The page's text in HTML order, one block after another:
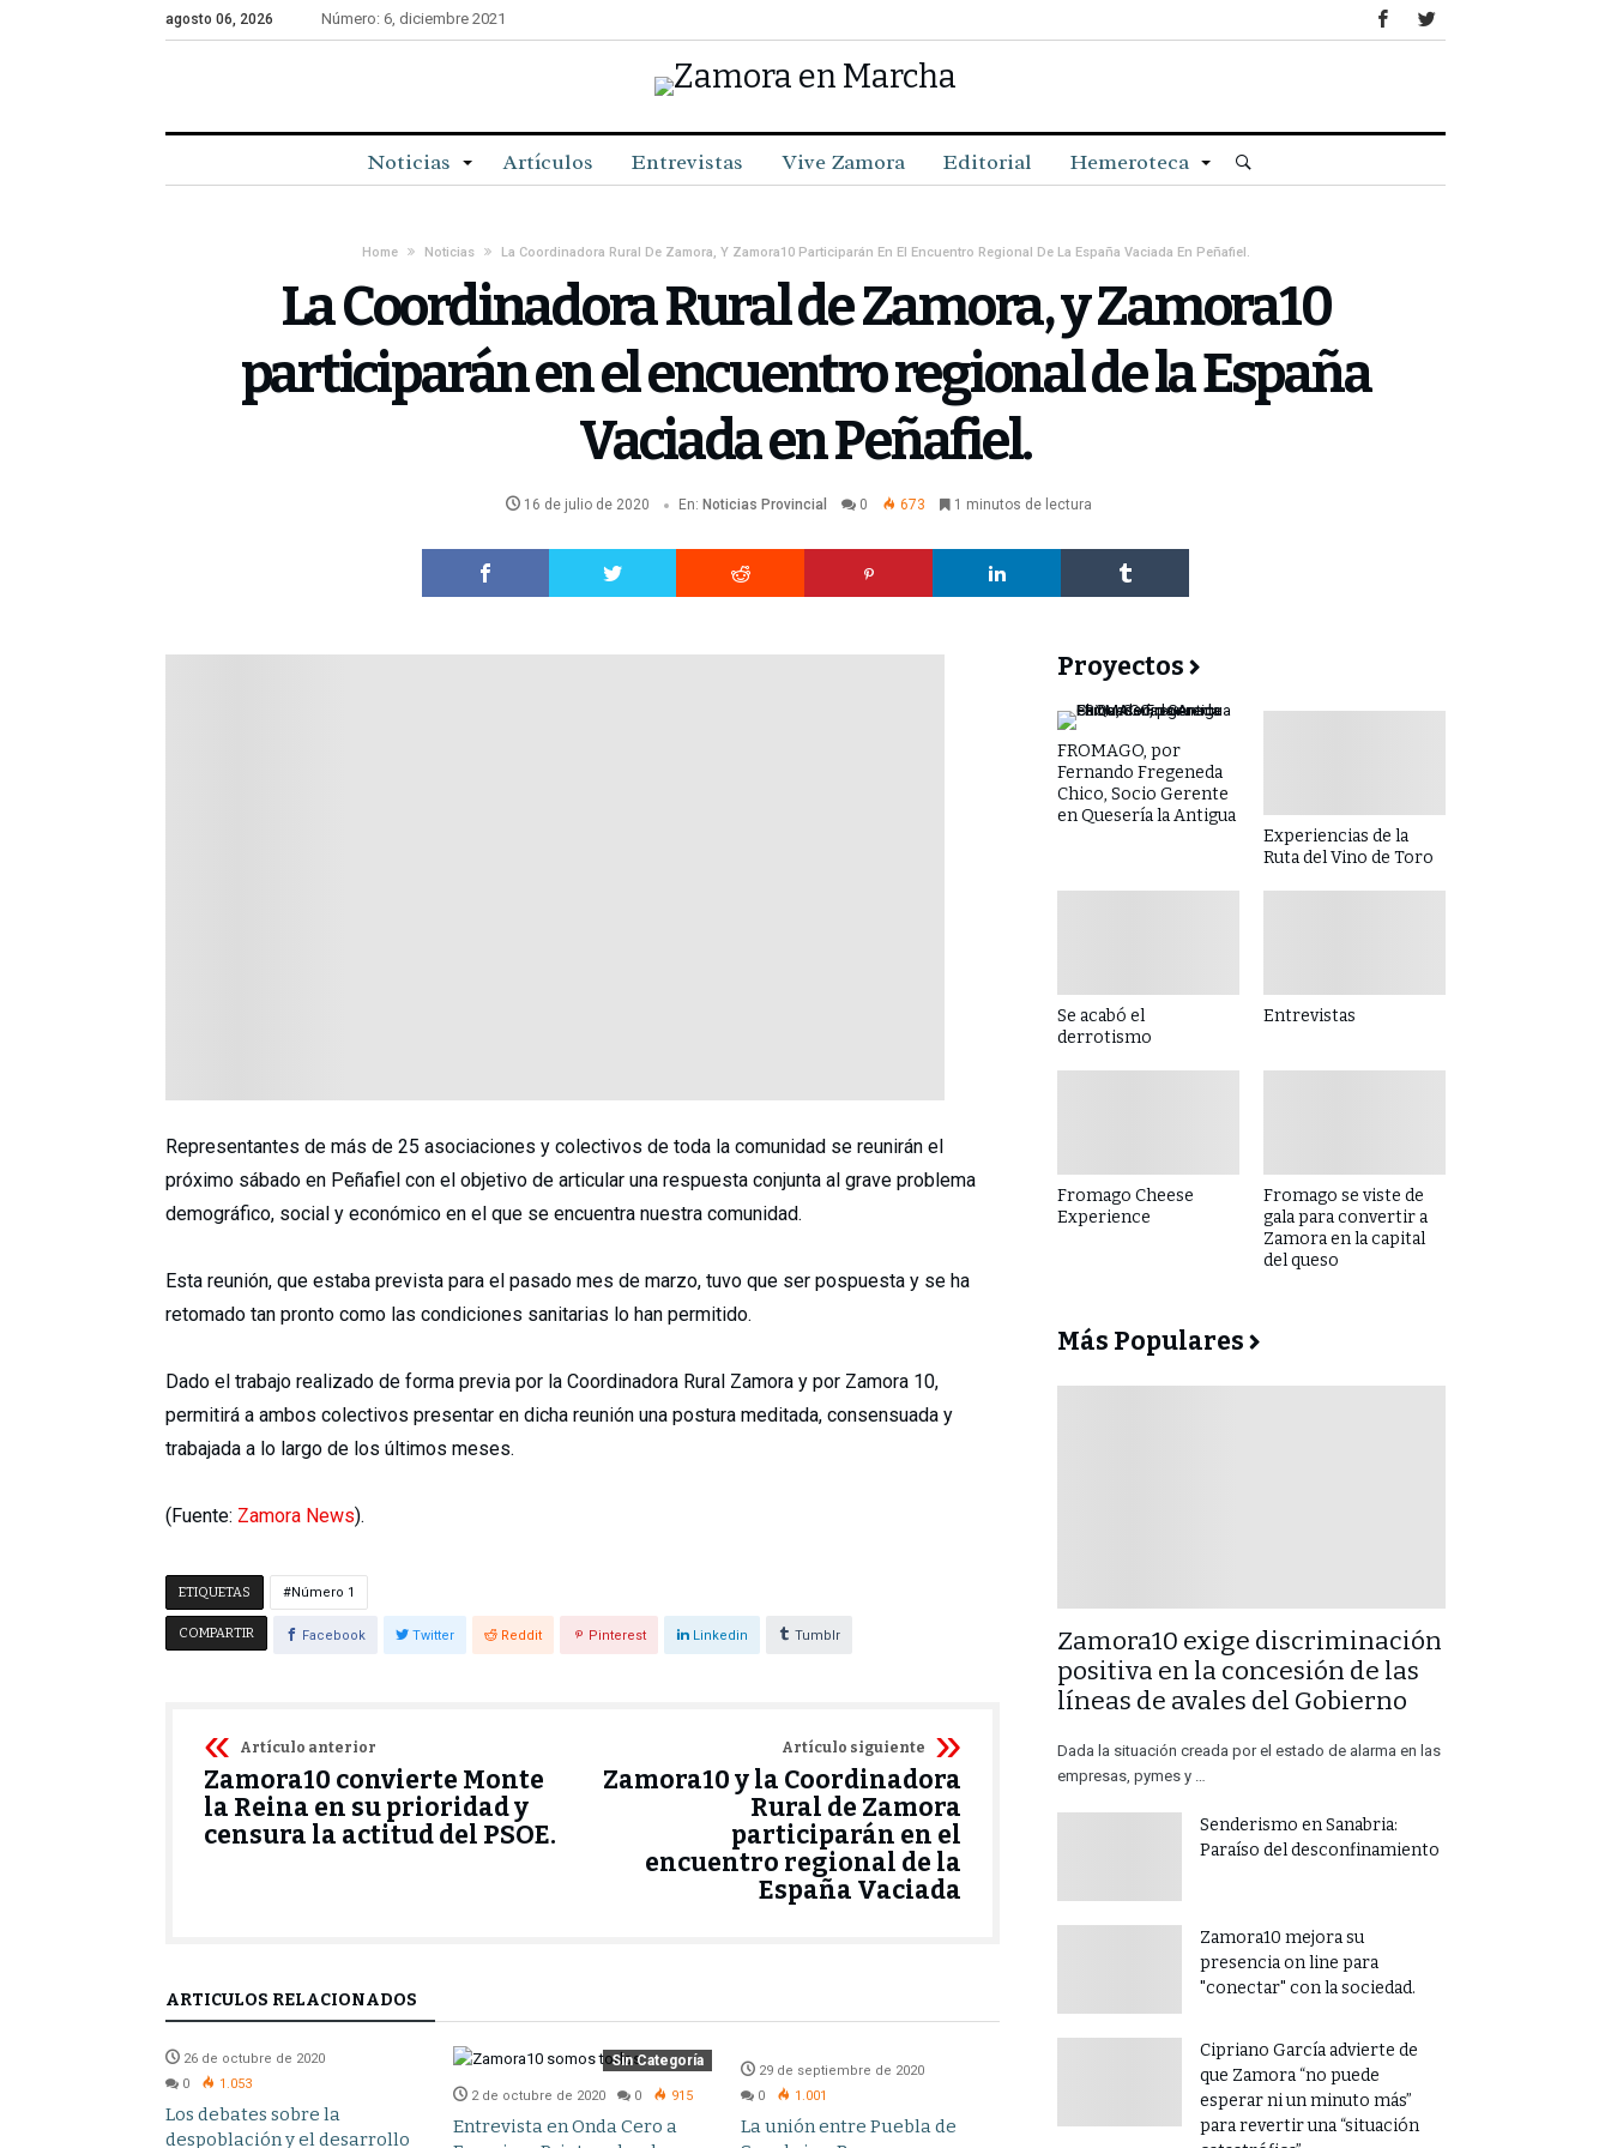
agosto 06, 2026 Número: 6, diciembre 2021
Noticias Artículos Entrevistas Vive Zamora Editorial Hemeroteca
Home Noticias La Coordinadora Rural De Zamora, Y Zamora10 Participarán En El Encuentro Regional De La España Vaciada En Peñafiel.
La Coordinadora Rural de Zamora, y Zamora10
participarán en el encuentro regional de la España
Vaciada en Peñafiel.
16 de julio de 2020 En: Noticias Provincial 0 673 1 minutos de lectura
Representantes de más de 25 asociaciones y colectivos de toda la comunidad se reunirán el
próximo sábado en Peñafiel con el objetivo de articular una respuesta conjunta al grave problema
demográfico, social y económico en el que se encuentra nuestra comunidad.
Esta reunión, que estaba prevista para el pasado mes de marzo, tuvo que ser pospuesta y se ha
retomado tan pronto como las condiciones sanitarias lo han permitido.
Dado el trabajo realizado de forma previa por la Coordinadora Rural Zamora y por Zamora 10,
permitirá a ambos colectivos presentar en dicha reunión una postura meditada, consensuada y
trabajada a lo largo de los últimos meses.
(Fuente: Zamora News).
ETIQUETAS Número 1
COMPARTIR Facebook Twitter Reddit Pinterest Linkedin Tumblr
Artículo anterior
Zamora10 convierte Monte
la Reina en su prioridad y
censura la actitud del PSOE.
Artículo siguiente
Zamora10 y la Coordinadora
Rural de Zamora
participarán en el
encuentro regional de la
España Vaciada
ARTÍCULOS RELACIONADOS
26 de octubre de 2020
0
1.053
Los debates sobre la
despoblación y el desarrollo
Sin Categoría
2 de octubre de 2020 0 915
Entrevista en Onda Cero a
29 de septiembre de 2020
0
1.001
La unión entre Puebla de
Destacadas
29 de septiembre de 2020
Un Consejo marcado por las
28 de septiembre de 2020
0
902
Zamora10 lamenta y critica la
Proyectos
FROMAGO, por
Fernando Fregeneda
Chico, Socio Gerente
en Quesería la Antigua
Experiencias de la
Ruta del Vino de Toro
Se acabó el
derrotismo
Entrevistas
Fromago Cheese
Experience
Fromago se viste de
gala para convertir a
Zamora en la capital
del queso
Más Populares
​Zamora10 exige discriminación
positiva en la concesión de las
líneas de avales del Gobierno
Dada la situación creada por el estado de alarma en las
empresas, pymes y …
Senderismo en Sanabria:
Paraíso del desconfinamiento
Zamora10 mejora su
presencia on line para
"conectar" con la sociedad.
​Cipriano García advierte de
que Zamora “no puede
esperar ni un minuto más”
para revertir una “situación